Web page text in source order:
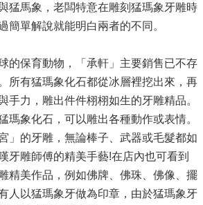
猛馬象，老闆特意在雕刻猛瑪象牙雕時
簡單解說就能明白兩者的不同。
的保育動物，「承軒」主要銷售已不存
所有猛瑪象化石都從冰層裡挖出來，再
手力，雕出件件栩栩如生的牙雕精品。
瑪象化石，可以雕出各種動作或表情。
」的牙雕，無論棒子、武器或毛髮都如
牙雕師傅的精美手藝!在店內也可看到
精美作品，例如佛牌、佛珠、佛像、擺
人以猛瑪象牙做為印章，由於猛瑪象牙